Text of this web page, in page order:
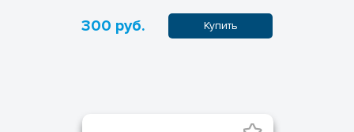
300 руб. Купить